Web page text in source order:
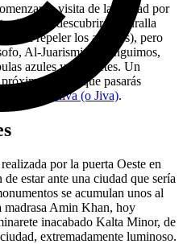
la visita de la ciudad por
de descubrir la muralla
a repeler los ataques), pero
Al-Juarismi. Distinguimos,
azules y minaretes. Un
horas que pasarás
de
Khiva (o Jiva).
por la puerta Oeste en
estar ante una ciudad que sería
se acumulan unos al
madrasa Amin Khan, hoy
inacabado Kalta Minor, de
extremadamente luminoso.